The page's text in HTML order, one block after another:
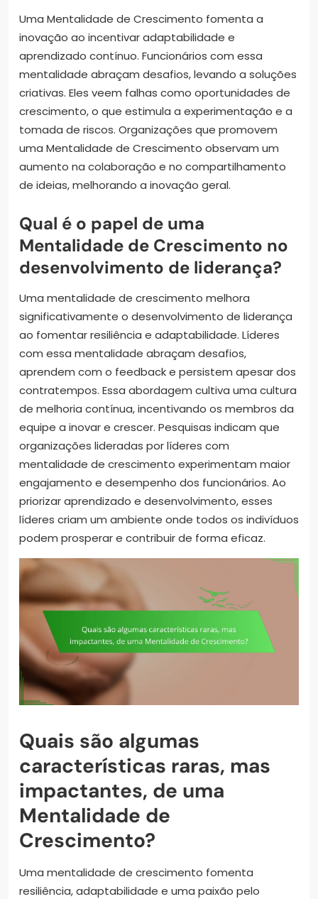
Uma Mentalidade de Crescimento fomenta a
inovação ao incentivar adaptabilidade e
aprendizado contínuo. Funcionários com essa
mentalidade abraçam desafios, levando a soluções
criativas. Eles veem falhas como oportunidades de
crescimento, o que estimula a experimentação e a
tomada de riscos. Organizações que promovem
uma Mentalidade de Crescimento observam um
aumento na colaboração e no compartilhamento
de ideias, melhorando a inovação geral.
Qual é o papel de uma
Mentalidade de Crescimento no
desenvolvimento de liderança?
Uma mentalidade de crescimento melhora
significativamente o desenvolvimento de liderança
ao fomentar resiliência e adaptabilidade. Líderes
com essa mentalidade abraçam desafios,
aprendem com o feedback e persistem apesar dos
contratempos. Essa abordagem cultiva uma cultura
de melhoria contínua, incentivando os membros da
equipe a inovar e crescer. Pesquisas indicam que
organizações lideradas por líderes com
mentalidade de crescimento experimentam maior
engajamento e desempenho dos funcionários. Ao
priorizar aprendizado e desenvolvimento, esses
líderes criam um ambiente onde todos os indivíduos
podem prosperar e contribuir de forma eficaz.
Quais são algumas
características raras, mas
impactantes, de uma
Mentalidade de
Crescimento?
Uma mentalidade de crescimento fomenta
resiliência, adaptabilidade e uma paixão pelo